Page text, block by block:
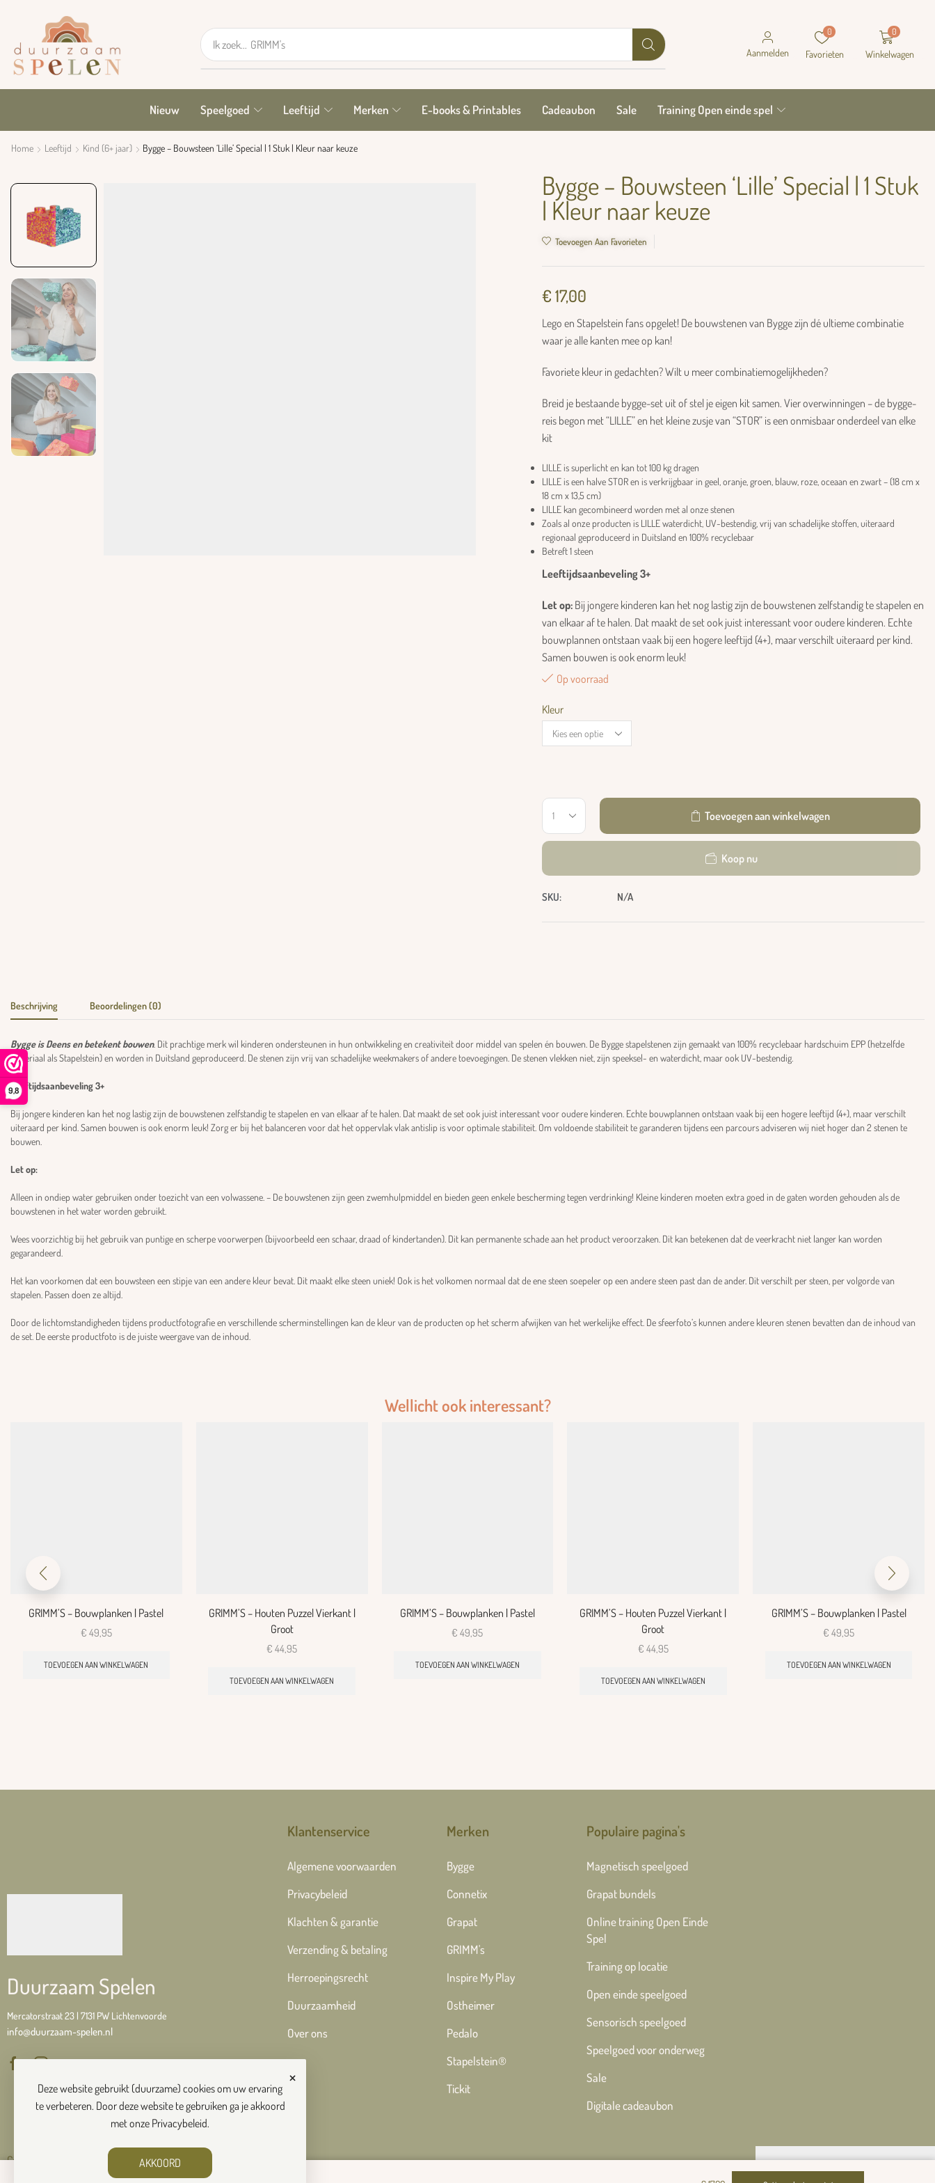
9,8
Ik zoek... GRIMM's
Aanmelden
0
Favorieten
0
Winkelwagen
Nieuw Speelgoed Leeftijd Merken E-books & Printables Cadeaubon Sale Training Open einde spel
Home Leeftijd Kind (6+ jaar) Bygge – Bouwsteen ‘Lille’ Special | 1 Stuk | Kleur naar keuze
Bygge – Bouwsteen ‘Lille’ Special | 1 Stuk
| Kleur naar keuze
Toevoegen Aan Favorieten
€ 17,00
Lego en Stapelstein fans opgelet! De bouwstenen van Bygge zijn dé ultieme combinatie
waar je alle kanten mee op kan!
Favoriete kleur in gedachten? Wilt u meer combinatiemogelijkheden?
Breid je bestaande bygge-set uit of stel je eigen kit samen. Vier overwinningen – de bygge-
reis begon met “LILLE” en het kleine zusje van “STOR” is een onmisbaar onderdeel van elke
kit
LILLE is superlicht en kan tot 100 kg dragen
LILLE is een halve STOR en is verkrijgbaar in geel, oranje, groen, blauw, roze, oceaan en zwart – (18 cm x
18 cm x 13,5 cm)
LILLE kan gecombineerd worden met al onze stenen
Zoals al onze producten is LILLE waterdicht, UV-bestendig, vrij van schadelijke stoffen, uiteraard
regionaal geproduceerd in Duitsland en 100% recyclebaar
Betreft 1 steen
Leeftijdsaanbeveling 3+
Let op:Bij jongere kinderen kan het nog lastig zijn de bouwstenen zelfstandig te stapelen en
van elkaar af te halen. Dat maakt de set ook juist interessant voor oudere kinderen. Echte
bouwplannen ontstaan vaak bij een hogere leeftijd (4+), maar verschilt uiteraard per kind.
Samen bouwen is ook enorm leuk!
Op voorraad
Kleur
Toevoegen aan winkelwagen
Koop nu
SKU: N/A
Beschrijving Beoordelingen (0)
Bygge is Deens en betekent bouwen. Dit prachtige merk wil kinderen ondersteunen in hun ontwikkeling en creativiteit door middel van spelen én bouwen. De Bygge stapelstenen zijn gemaakt van 100% recyclebaar hardschuim EPP (hetzelfde
materiaal als Stapelstein) en worden in Duitsland geproduceerd. De stenen zijn vrij van schadelijke weekmakers of andere toevoegingen. De stenen vlekken niet, zijn speeksel- en waterdicht, maar ook UV-bestendig.
Leeftijdsaanbeveling 3+
Bij jongere kinderen kan het nog lastig zijn de bouwstenen zelfstandig te stapelen en van elkaar af te halen. Dat maakt de set ook juist interessant voor oudere kinderen. Echte bouwplannen ontstaan vaak bij een hogere leeftijd (4+), maar verschilt
uiteraard per kind. Samen bouwen is ook enorm leuk! Zorg er bij het balanceren voor dat het oppervlak vlak antislip is voor optimale stabiliteit. Om voldoende stabiliteit te garanderen tijdens een parcours adviseren wij niet hoger dan 2 stenen te
bouwen.
Let op:
Alleen in ondiep water gebruiken onder toezicht van een volwassene. – De bouwstenen zijn geen zwemhulpmiddel en bieden geen enkele bescherming tegen verdrinking! Kleine kinderen moeten extra goed in de gaten worden gehouden als de
bouwstenen in het water worden gebruikt.
Wees voorzichtig bij het gebruik van puntige en scherpe voorwerpen (bijvoorbeeld een schaar, draad of kindertanden). Dit kan permanente schade aan het product veroorzaken. Dit kan betekenen dat de veerkracht niet langer kan worden
gegarandeerd.
Het kan voorkomen dat een bouwsteen een stipje van een andere kleur bevat. Dit maakt elke steen uniek! Ook is het volkomen normaal dat de ene steen soepeler op een andere steen past dan de ander. Dit verschilt per steen, per volgorde van
stapelen. Passen doen ze altijd.
Door de lichtomstandigheden tijdens productfotografie en verschillende scherminstellingen kan de kleur van de producten op het scherm afwijken van het werkelijke effect. De sfeerfoto’s kunnen andere kleuren stenen bevatten dan de inhoud van
de set. De eerste productfoto is de juiste weergave van de inhoud.
Wellicht ook interessant?
GRIMM’S – Bouwplanken | Pastel
€ 49,95
TOEVOEGEN AAN WINKELWAGEN
GRIMM’S – Houten Puzzel Vierkant |
Groot
€ 44,95
TOEVOEGEN AAN WINKELWAGEN
GRIMM’S – Bouwplanken | Pastel
€ 49,95
TOEVOEGEN AAN WINKELWAGEN
GRIMM’S – Houten Puzzel Vierkant |
Groot
€ 44,95
TOEVOEGEN AAN WINKELWAGEN
GRIMM’S – Bouwplanken | Pastel
€ 49,95
TOEVOEGEN AAN WINKELWAGEN
Duurzaam Spelen
Mercatorstraat 23 | 7131 PW Lichtenvoorde
info@duurzaam-spelen.nl
Klantenservice
Algemene voorwaarden
Privacybeleid
Klachten & garantie
Verzending & betaling
Herroepingsrecht
Duurzaamheid
Over ons
Merken
Bygge
Connetix
Grapat
GRIMM's
Inspire My Play
Ostheimer
Pedalo
Stapelstein®
Tickit
Populaire pagina's
Magnetisch speelgoed
Grapat bundels
Online training Open Einde
Spel
Training op locatie
Open einde speelgoed
Sensorisch speelgoed
Speelgoed voor onderweg
Sale
Digitale cadeaubon
Copyright © 2026 Duurzaam Spelen
×
Deze website gebruikt (duurzame) cookies om uw ervaring
te verbeteren. Door deze website te gebruiken ga je akkoord
met onze Privacybeleid.
AKKOORD